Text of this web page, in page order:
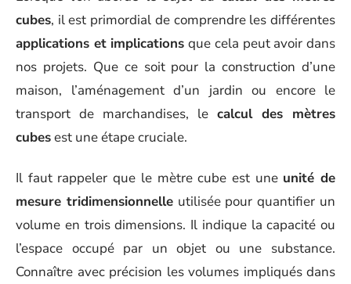
cubes, il est primordial de comprendre les différentes
applications et implications que cela peut avoir dans
nos projets. Que ce soit pour la construction d’une
maison, l’aménagement d’un jardin ou encore le
transport de marchandises, le calcul des mètres
cubesest une étape cruciale.
Il faut rappeler que le mètre cube est une unité de
mesure tridimensionnelleutilisée pour quantifier un
volume en trois dimensions. Il indique la capacité ou
l’espace occupé par un objet ou une substance.
Connaître avec précision les volumes impliqués dans